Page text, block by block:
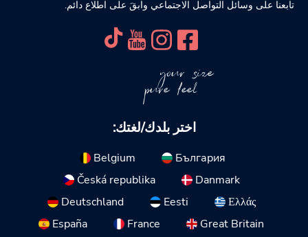
تابعنا على وسائل التواصل الاجتماعي وابقَ على اطلاع دائم.
your size
pure feel
اختر بلدك/لغتك:
Belgium
България
Česká republika
Danmark
Deutschland
Eesti
Ελλάς
España
France
Great Britain